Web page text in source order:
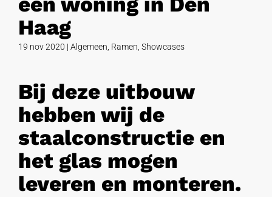
Haag
19 nov 2020 | Algemeen Ramen Showcases
Bij deze uitbouw
hebben wij de
staalconstructie en
het glas mogen
leveren en monteren.